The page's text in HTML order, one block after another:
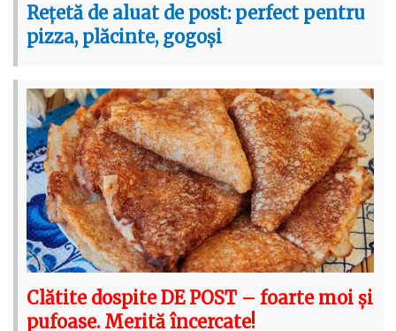
Rețetă de aluat de post: perfect pentru
pizza, plăcinte, gogoși
Clătite dospite DE POST – foarte moi și
pufoase. Merită încercate!